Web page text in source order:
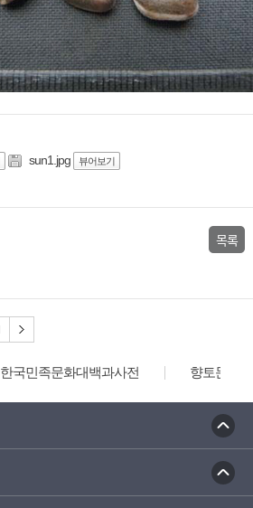
sun1.jpg 뷰어보기
목록
한국민족문화대백과사전 향토문화